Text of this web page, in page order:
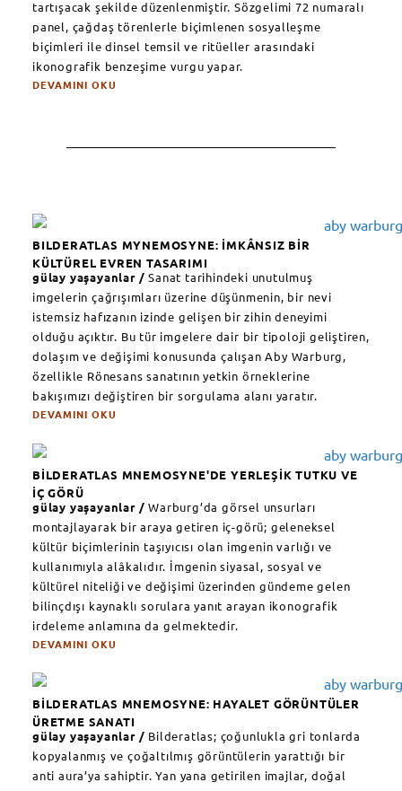
tartışacak şekilde düzenlenmiştir. Sözgelimi 72 numaralı
panel, çağdaş törenlerle biçimlenen sosyalleşme
biçimleri ile dinsel temsil ve ritüeller arasındaki
ikonografik benzeşime vurgu yapar.
DEVAMINI OKU
BILDERATLAS MYNEMOSYNE: İMKÂNSIZ BİR
KÜLTÜREL EVREN TASARIMI
gülay yaşayanlar /Sanat tarihindeki unutulmuş
imgelerin çağrışımları üzerine düşünmenin, bir nevi
istemsiz hafızanın izinde gelişen bir zihin deneyimi
olduğu açıktır. Bu tür imgelere dair bir tipoloji geliştiren,
dolaşım ve değişimi konusunda çalışan Aby Warburg,
özellikle Rönesans sanatının yetkin örneklerine
bakışımızı değiştiren bir sorgulama alanı yaratır.
DEVAMINI OKU
BİLDERATLAS MNEMOSYNE'DE YERLEŞİK TUTKU VE
İÇ GÖRÜ
gülay yaşayanlar /Warburg’da görsel unsurları
montajlayarak bir araya getiren iç-görü; geleneksel
kültür biçimlerinin taşıyıcısı olan imgenin varlığı ve
kullanımıyla alâkalıdır. İmgenin siyasal, sosyal ve
kültürel niteliği ve değişimi üzerinden gündeme gelen
bilinçdışı kaynaklı sorulara yanıt arayan ikonografik
irdeleme anlamına da gelmektedir.
DEVAMINI OKU
BİLDERATLAS MNEMOSYNE: HAYALET GÖRÜNTÜLER
ÜRETME SANATI
gülay yaşayanlar / Bilderatlas; çoğunlukla gri tonlarda
kopyalanmış ve çoğaltılmış görüntülerin yarattığı bir
anti aura’ya sahiptir. Yan yana getirilen imajlar, doğal